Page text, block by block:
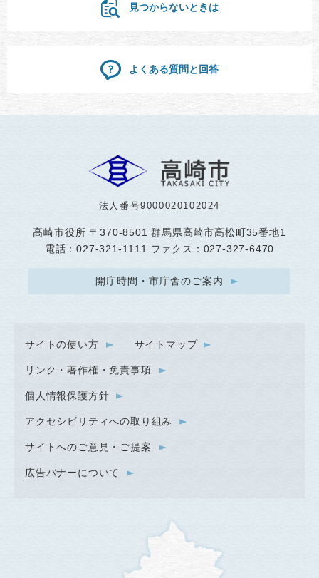
見つからないときは
よくある質問と回答
法人番号9000020102024
高崎市役所 〒370-8501 群馬県高崎市高松町35番地1
電話：027-321-1111 ファクス：027-327-6470
開庁時間・市庁舎のご案内
サイトの使い方 サイトマップ
リンク・著作権・免責事項
個人情報保護方針
アクセシビリティへの取り組み
サイトへのご意見・ご提案
広告バナーについて